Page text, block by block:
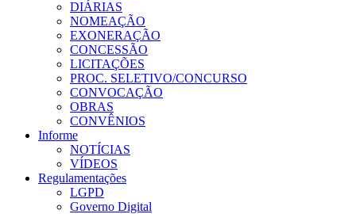
DIÁRIAS
NOMEAÇÃO
EXONERAÇÃO
CONCESSÃO
LICITAÇÕES
PROC. SELETIVO/CONCURSO
CONVOCAÇÃO
OBRAS
CONVÊNIOS
Informe
NOTÍCIAS
VÍDEOS
Regulamentações
LGPD
Governo Digital